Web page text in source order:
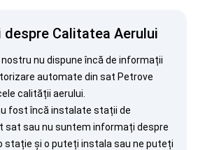
Calitatea Aerului
nu dispune încă de informații
automate din sat Petrove
calității aerului.
fost încă instalate stații de
sat sau nu suntem informați despre
stație și o puteți instala sau ne puteți